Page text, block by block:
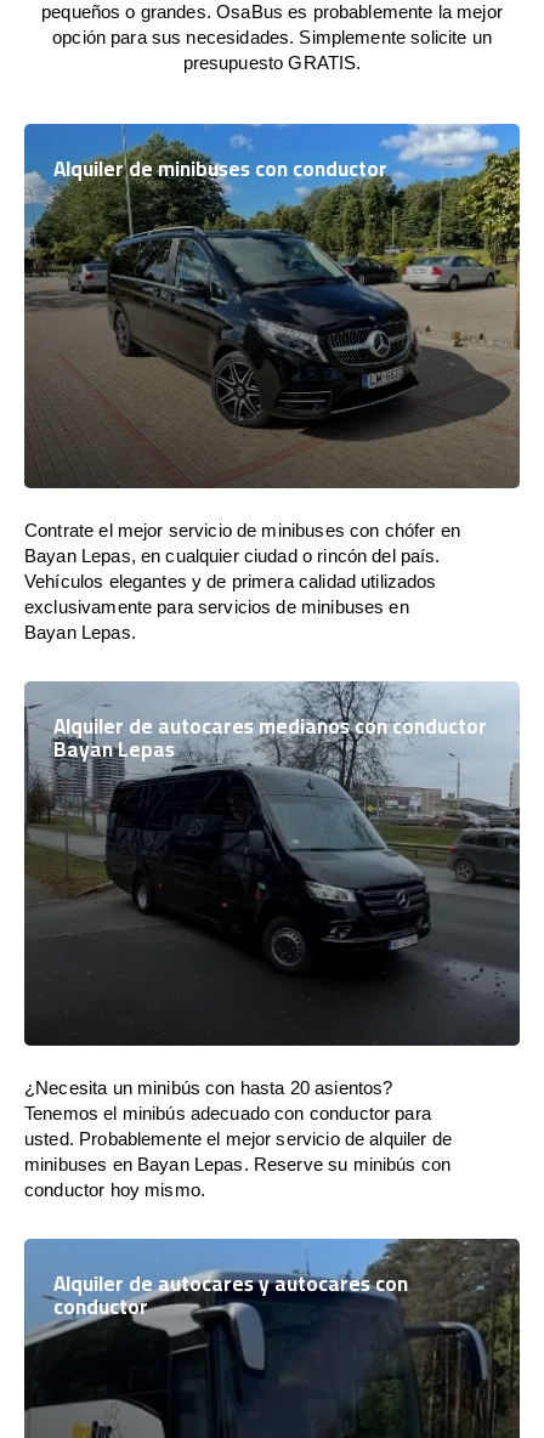
pequeños o grandes. OsaBus es probablemente la mejor
opción para sus necesidades. Simplemente solicite un
presupuesto GRATIS.
Alquiler de minibuses con conductor
Contrate el mejor servicio de minibuses con chófer en
Bayan Lepas, en cualquier ciudad o rincón del país.
Vehículos elegantes y de primera calidad utilizados
exclusivamente para servicios de minibuses en
Bayan Lepas.
Alquiler de autocares medianos con conductor
Bayan Lepas
¿Necesita un minibús con hasta 20 asientos?
Tenemos el minibús adecuado con conductor para
usted. Probablemente el mejor servicio de alquiler de
minibuses en Bayan Lepas. Reserve su minibús con
conductor hoy mismo.
Alquiler de autocares y autocares con
conductor